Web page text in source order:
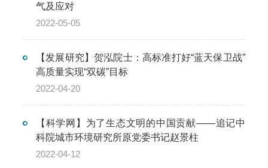
气及应对
2022-05-05
【发展研究】贺泓院士：高标准打好“蓝天保卫战”
高质量实现“双碳”目标
2022-04-20
【科学网】为了生态文明的中国贡献——追记中
科院城市环境研究所原党委书记赵景柱
2022-04-12